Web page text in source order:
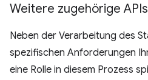
Weitere zugehörige APIs
Neben der Verarbeitung des
spezifischen Anforderungen
eine Rolle in diesem Prozess